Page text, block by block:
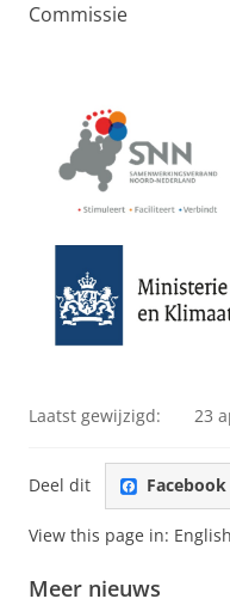
Commissie
Laatst gewijzigd: 23
Deel dit Facebook
View this page in: English
Meer nieuws